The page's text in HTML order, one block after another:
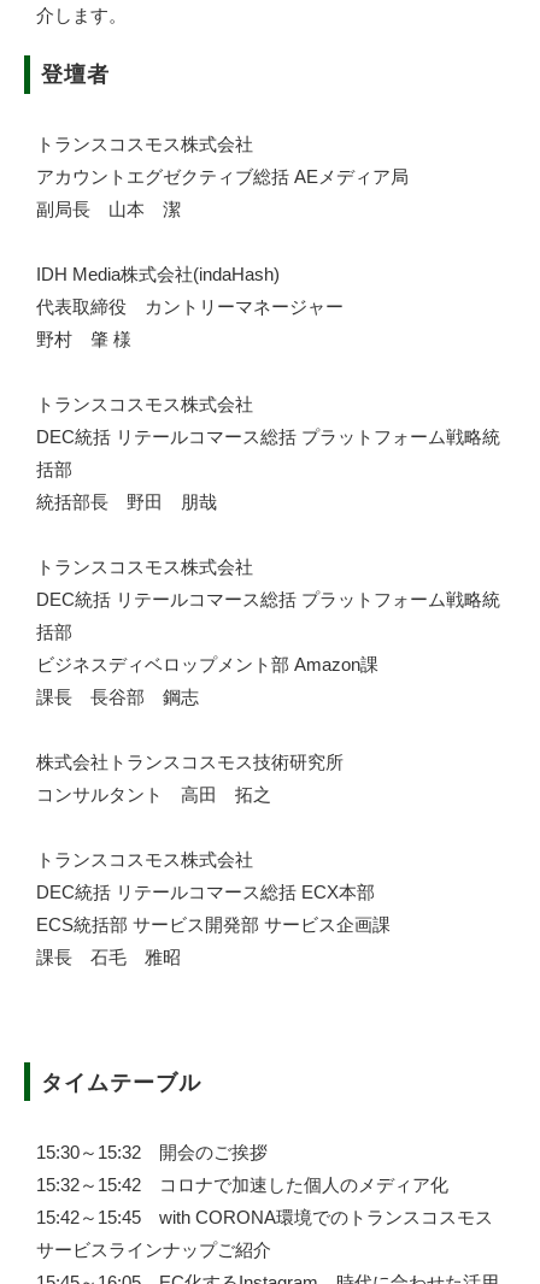
介します。
登壇者
トランスコスモス株式会社
アカウントエグゼクティブ総括 AEメディア局
副局長 山本 潔
IDH Media株式会社(indaHash)
代表取締役 カントリーマネージャー
野村 肇 様
トランスコスモス株式会社
DEC統括 リテールコマース総括 プラットフォーム戦略統
括部
統括部長 野田 朋哉
トランスコスモス株式会社
DEC統括 リテールコマース総括 プラットフォーム戦略統
括部
ビジネスディベロップメント部 Amazon課
課長 長谷部 鋼志
株式会社トランスコスモス技術研究所
コンサルタント 高田 拓之
トランスコスモス株式会社
DEC統括 リテールコマース総括 ECX本部
ECS統括部 サービス開発部 サービス企画課
課長 石毛 雅昭
タイムテーブル
15:30～15:32 開会のご挨拶
15:32～15:42 コロナで加速した個人のメディア化
15:42～15:45 with CORONA環境でのトランスコスモス
サービスラインナップご紹介